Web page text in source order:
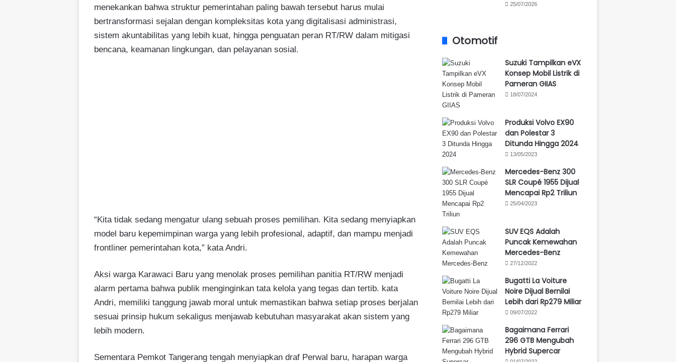
menekankan bahwa struktur pemerintahan paling bawah tersebut harus mulai
bertransformasi sejalan dengan kompleksitas kota yang digitalisasi administrasi,
sistem akuntabilitas yang lebih kuat, hingga penguatan peran RT/RW dalam mitigasi
bencana, keamanan lingkungan, dan pelayanan sosial.
“Kita tidak sedang mengatur ulang sebuah proses pemilihan. Kita sedang menyiapkan
model baru kepemimpinan warga yang lebih profesional, adaptif, dan mampu menjadi
frontliner pemerintahan kota,” kata Andri.
Aksi warga Karawaci Baru yang menolak proses pemilihan panitia RT/RW menjadi
alarm pertama bahwa publik menginginkan tata kelola yang tegas dan tertib. kata
Andri, memiliki tanggung jawab moral untuk memastikan bahwa setiap proses berjalan
sesuai prinsip hukum sekaligus menjawab kebutuhan masyarakat akan sistem yang
lebih modern.
Sementara Pemkot Tangerang tengah menyiapkan draf Perwal baru, harapan warga
25/07/2026
Otomotif
Suzuki Tampilkan eVX
Konsep Mobil Listrik di
Pameran GIIAS
18/07/2024
Produksi Volvo EX90
dan Polestar 3
Ditunda Hingga 2024
13/05/2023
Mercedes-Benz 300
SLR Coupé 1955 Dijual
Mencapai Rp2 Triliun
25/04/2023
SUV EQS Adalah
Puncak Kemewahan
Mercedes-Benz
27/12/2022
Bugatti La Voiture
Noire Dijual Bernilai
Lebih dari Rp279 Miliar
09/07/2022
Bagaimana Ferrari
296 GTB Mengubah
Hybrid Supercar